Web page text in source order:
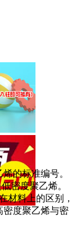
的标准编号。
密度聚乙烯。
材料上的区别，
密度聚乙烯与密